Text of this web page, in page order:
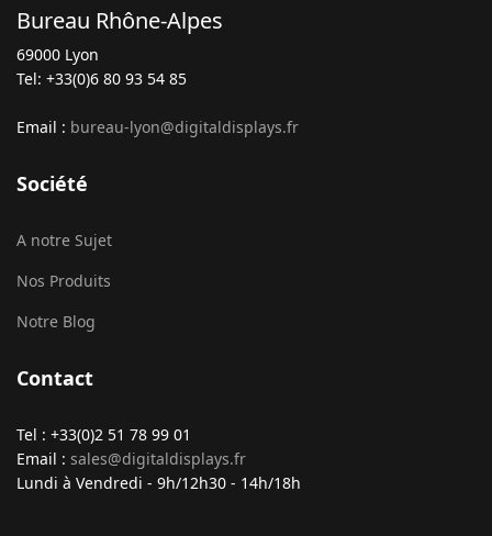
Bureau Rhône-Alpes
69000 Lyon
Tel: +33(0)6 80 93 54 85
Email : bureau-lyon@digitaldisplays.fr
Société
A notre Sujet
Nos Produits
Notre Blog
Contact
Tel : +33(0)2 51 78 99 01
Email : sales@digitaldisplays.fr
Lundi à Vendredi - 9h/12h30 - 14h/18h